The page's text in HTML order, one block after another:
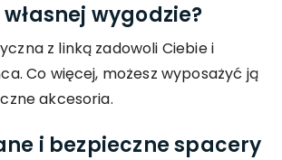
wygodzie?
z linką zadowoli Ciebie i
Co więcej, możesz wyposażyć ją
akcesoria.
i bezpieczne spacery